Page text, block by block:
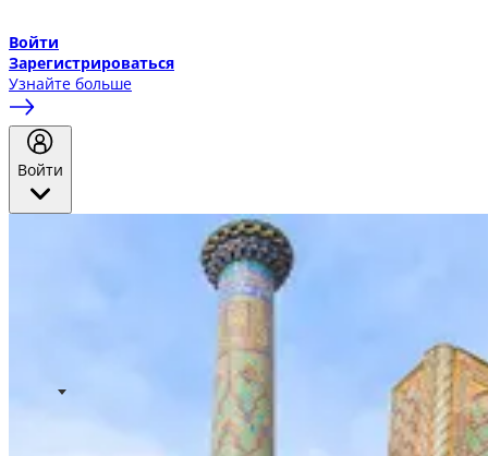
Войти
Зарегистрироваться
Узнайте больше
Войти